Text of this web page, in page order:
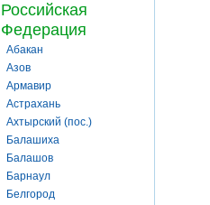
Российская
Федерация
Абакан
Азов
Армавир
Астрахань
Ахтырский (пос.)
Балашиха
Балашов
Барнаул
Белгород